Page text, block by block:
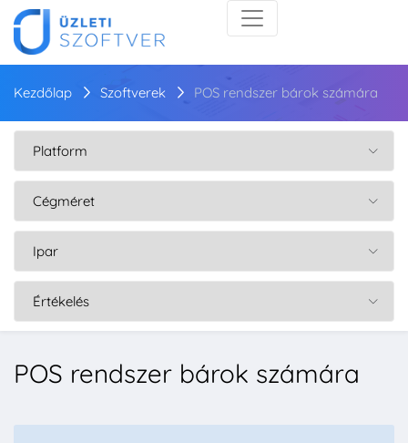
Kezdőlap Szoftverek POS rendszer bárok számára
POS rendszer bárok számára